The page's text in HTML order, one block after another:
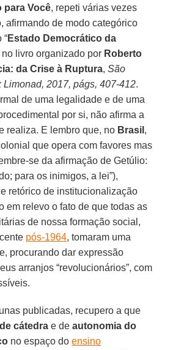
para Você, repeti várias vezes
afirmando de modo categórico
“Estado Democrático da
no livro organizado por Roberto
da Crise à Ruptura,São
Limonad, 2017, págs, 407-412.
de uma legalidade e de uma
por si, não afirma a
realiza. E lembro que, no Brasil ,
que opera com favores mas
se da afirmação de Getúlio:
para os inimigos, a lei”),
retórico de institucionalização
em relevo o fato de que todas as
de nossa formação social,
pós-1964, tomaram uma
procurando dar expressão
arranjos “revolucionários”, com
publicadas, recupero a que
cátedra e deautonomia do
no espaço doensino